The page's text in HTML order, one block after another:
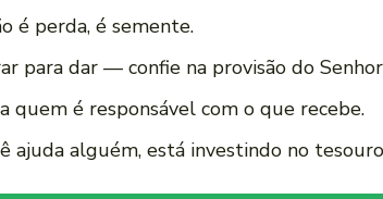
é perda, é semente.
para dar — confie na provisão do
quem é responsável com o que recebe.
ajuda alguém, está investindo no